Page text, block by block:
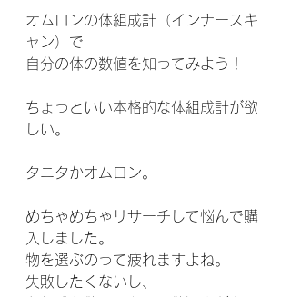
オムロンの体組成計（インナースキ
ャン）で
自分の体の数値を知ってみよう！
ちょっといい本格的な体組成計が欲
しい。
タニタかオムロン。
めちゃめちゃリサーチして悩んで購
入しました。
物を選ぶのって疲れますよね。
失敗したくないし、